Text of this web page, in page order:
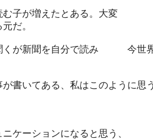
子が増えたとある。大変
だ。
くが新聞を自分で読み 今世界
書いてある、私はこのように
ケーションになると思う、